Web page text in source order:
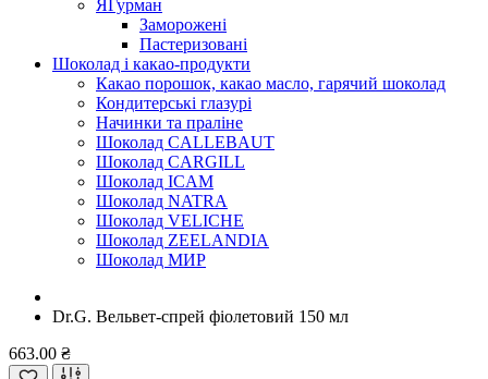
ЯГурман
Заморожені
Пастеризовані
Шоколад і какао-продукти
Какао порошок, какао масло, гарячий шоколад
Кондитерські глазурі
Начинки та праліне
Шоколад CALLEBAUT
Шоколад CARGILL
Шоколад ICAM
Шоколад NATRA
Шоколад VELICHE
Шоколад ZEELANDIA
Шоколад МИР
Dr.G. Вельвет-спрей фіолетовий 150 мл
663.00 ₴